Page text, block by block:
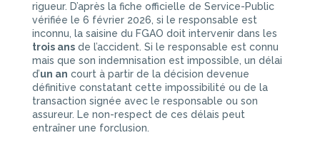
rigueur. D’après la fiche officielle de Service-Public
vérifiée le 6 février 2026, si le responsable est
inconnu, la saisine du FGAO doit intervenir dans les
trois ansde l’accident. Si le responsable est connu
mais que son indemnisation est impossible, un délai
d’un an court à partir de la décision devenue
définitive constatant cette impossibilité ou de la
transaction signée avec le responsable ou son
assureur. Le non-respect de ces délais peut
entraîner une forclusion.